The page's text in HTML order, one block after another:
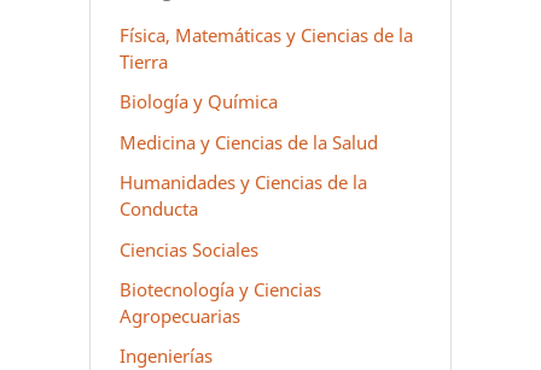
Física, Matemáticas y Ciencias de la
Tierra
Biología y Química
Medicina y Ciencias de la Salud
Humanidades y Ciencias de la
Conducta
Ciencias Sociales
Biotecnología y Ciencias
Agropecuarias
Ingenierías